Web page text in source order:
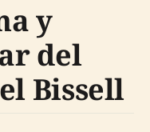
y
del
Bissell